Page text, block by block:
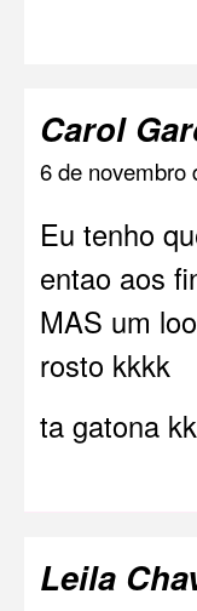
Carol
6 de novembro
Eu tenho
entao aos
MAS um
rosto kkkk
ta gatona
Leila